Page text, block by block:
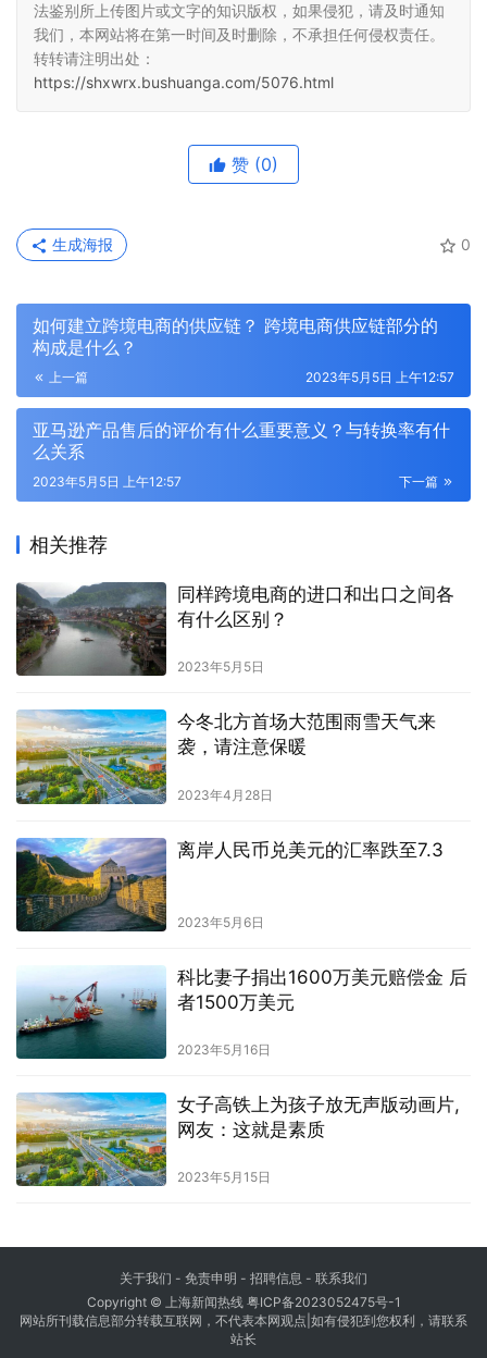
法鉴别所上传图片或文字的知识版权，如果侵犯，请及时通知
我们，本网站将在第一时间及时删除，不承担任何侵权责任。
转转请注明出处：
https://shxwrx.bushuanga.com/5076.html
赞 (0)
0
生成海报
如何建立跨境电商的供应链？ 跨境电商供应链部分的
构成是什么？
上一篇 2023年5月5日 上午12:57
亚马逊产品售后的评价有什么重要意义？与转换率有什
么关系
下一篇
2023年5月5日 上午12:57
相关推荐
同样跨境电商的进口和出口之间各
有什么区别？
2023年5月5日
今冬北方首场大范围雨雪天气来
袭，请注意保暖
2023年4月28日
离岸人民币兑美元的汇率跌至7.3
2023年5月6日
科比妻子捐出1600万美元赔偿金 后
者1500万美元
2023年5月16日
女子高铁上为孩子放无声版动画片,
网友：这就是素质
2023年5月15日
关于我们 - 免责申明 - 招聘信息 - 联系我们
Copyright © 上海新闻热线 粤ICP备2023052475号-1
网站所刊载信息部分转载互联网，不代表本网观点|如有侵犯到您权利，请联系
站长